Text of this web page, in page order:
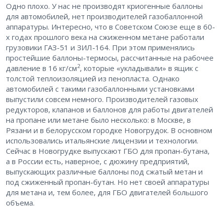
Одно плохо. У нас не производят криогенные баллоны
для автомобилей, нет производителей газобаллонной
аппаратуры. Интересно, что в Советском Союзе еще в 60-
х годах прошлого века на сжиженном метане работали
грузовики ГАЗ-51 и ЗИЛ-164. При этом применялись
простейшие баллоны-термосы, рассчитанные на рабочее
давление в 16 кг/см2, которые «укладывали» в ящик с
толстой теплоизоляцией из пенопласта. Однако
автомобилей с такими газобаллонными установками
выпустили совсем немного. Производителей газовых
редукторов, клапанов и баллонов для работы двигателей
на пропане или метане было несколько: в Москве, в
Рязани и в белорусском городке Новогрудок. В основном
использовались итальянские лицензии и технологии.
Сейчас в Новогрудке выпускают ГБО для пропан-бутана,
а в России есть, наверное, с дюжину предприятий,
выпускающих различные баллоны под сжатый метан и
под сжиженный пропан-бутан. Но нет своей аппаратуры
для метана и, тем более, для ГБО двигателей большого
объема.